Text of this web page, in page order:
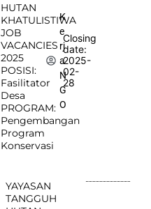
HUTAN
KHATULISTIWA
JOB
VACANCIES
2025
POSISI:
Fasilitator
Desa
PROGRAM:
Pengembangan
Program
Konservasi
K
e
rj
a
N
G
O
Closing
date:
2025-
02-
28
YAYASAN
TANGGUH